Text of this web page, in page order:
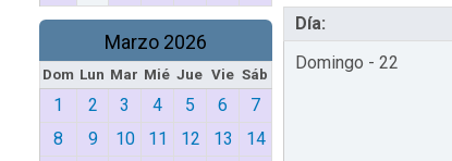
Marzo 2026
Dom Lun Mar Mié Jue Vie Sáb
1 2 3 4 5 6
7
8
9 10 11 12 13
14
Día:
Domingo - 22